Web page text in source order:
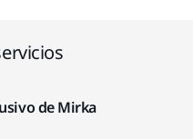
de Mirka